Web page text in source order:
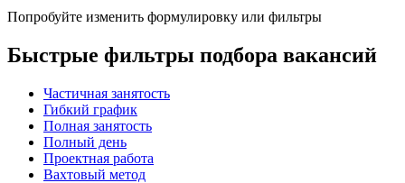
Попробуйте изменить формулировку или фильтры
Быстрые фильтры подбора вакансий
Частичная занятость
Гибкий график
Полная занятость
Полный день
Проектная работа
Вахтовый метод